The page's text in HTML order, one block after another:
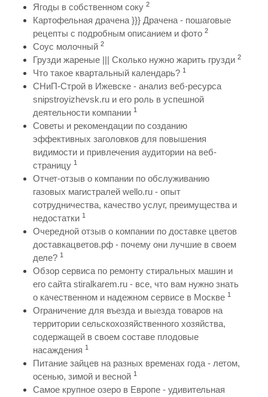
Ягоды в собственном соку 2
Картофельная драчена }}} Драчена - пошаговые
рецепты с подробным описанием и фото 2
Соус молочный 2
Грузди жареные ||| Сколько нужно жарить грузди 2
Что такое квартальный календарь? 1
СНиП-Строй в Ижевске - анализ веб-ресурса
snipstroyizhevsk.ru и его роль в успешной
деятельности компании 1
Советы и рекомендации по созданию
эффективных заголовков для повышения
видимости и привлечения аудитории на веб-
страницу 1
Отчет-отзыв о компании по обслуживанию
газовых магистралей wello.ru - опыт
сотрудничества, качество услуг, преимущества и
недостатки 1
Очередной отзыв о компании по доставке цветов
доставкацветов.рф - почему они лучшие в своем
деле? 1
Обзор сервиса по ремонту стиральных машин и
его сайта stiralkarem.ru - все, что вам нужно знать
о качественном и надежном сервисе в Москве 1
Ограничение для въезда и выезда товаров на
территории сельскохозяйственного хозяйства,
содержащей в своем составе плодовые
насаждения 1
Питание зайцев на разных временах года - летом,
осенью, зимой и весной 1
Самое крупное озеро в Европе - удивительная